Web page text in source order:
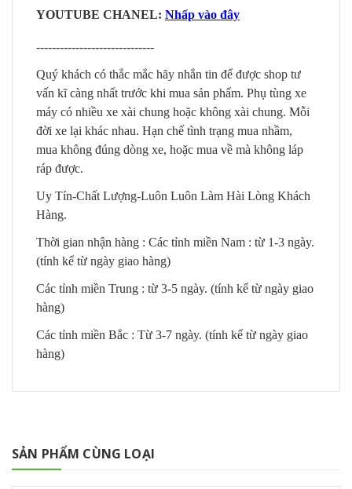
YOUTUBE CHANEL: Nhấp vào đây
------------------------------
Quý khách có thắc mắc hãy nhắn tin để được shop tư
vấn kĩ càng nhất trước khi mua sản phẩm. Phụ tùng xe
máy có nhiều xe xài chung hoặc không xài chung. Mỗi
đời xe lại khác nhau. Hạn chế tình trạng mua nhầm,
mua không đúng dòng xe, hoặc mua về mà không láp
ráp được.
Uy Tín-Chất Lượng-Luôn Luôn Làm Hài Lòng Khách
Hàng.
Thời gian nhận hàng : Các tỉnh miền Nam : từ 1-3 ngày.
(tính kể từ ngày giao hàng)
Các tỉnh miền Trung : từ 3-5 ngày. (tính kể từ ngày giao
hàng)
Các tỉnh miền Bắc : Từ 3-7 ngày. (tính kể từ ngày giao
hàng)
SẢN PHẨM CÙNG LOẠI